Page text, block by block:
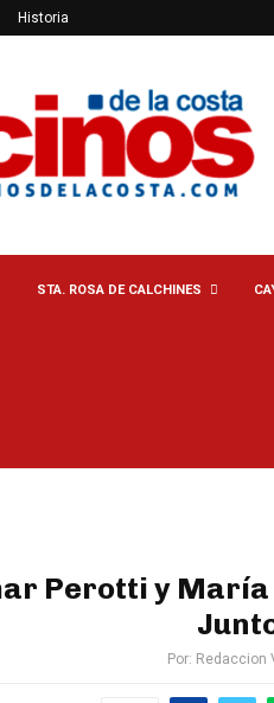
Historia
STA. ROSA DE CALCHINES
Perotti y
Por: Redaccion